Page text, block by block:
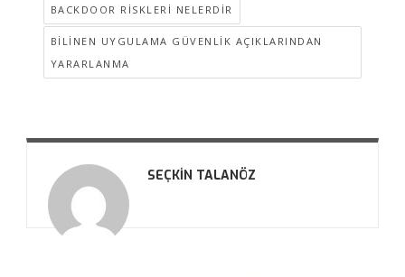
BACKDOOR RISKLERI NELERDIR
BILINEN UYGULAMA GÜVENLIK AÇIKLARINDAN
YARARLANMA
SEÇKIN TALANÖZ